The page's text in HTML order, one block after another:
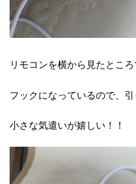
リモコンを横から見たところ
フックになっているので、
小さな気遣いが嬉しい！！